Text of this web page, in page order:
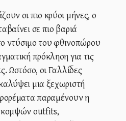
οι πιο κρύοι μήνες, ο
σε πιο βαριά
ντύσιμο του φθινοπώρου
πρόκληση για τις
Ωστόσο, οι Γαλλίδες
μια ξεχωριστή
παραμένουν η
κομψών outfits,